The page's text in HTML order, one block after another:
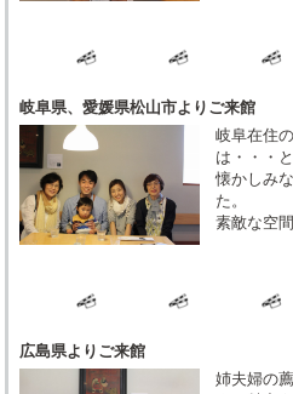
岐阜県、愛媛県松山市よりご来館
岐阜在住
は・・・
懐かしみ
た。
素敵な空
広島県よりご来館
姉夫婦の